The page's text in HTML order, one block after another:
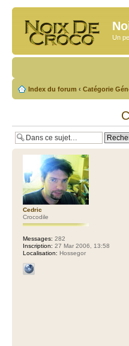
Un
Index du forum ‹ Catégorie
Cedric
Crocodile
Messages: 282
Inscription: 27 Mar 2006, 13:58
Localisation: Hossegor